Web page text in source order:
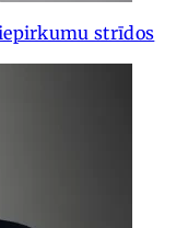
strīdos